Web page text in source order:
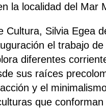
la localidad del Mar
Cultura, Silvia Egea
el trabajo
diferentes
sus raíces
y el
que conforman